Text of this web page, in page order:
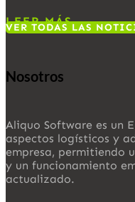
LEER MÁS
VER TODAS LAS
Nosotros
Aliquo Software es un
aspectos logísticos y
empresa, permitiendo
y un funcionamiento
actualizado.